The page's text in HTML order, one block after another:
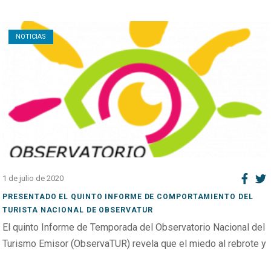
NOTICIAS
1 de julio de 2020
PRESENTADO EL QUINTO INFORME DE COMPORTAMIENTO DEL
TURISTA NACIONAL DE OBSERVATUR
El quinto Informe de Temporada del Observatorio Nacional del
Turismo Emisor (ObservaTUR) revela que el miedo al rebrote y